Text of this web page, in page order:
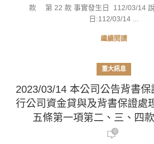
款 第 22 款 事實發生日 112/03/14
日:112/03/14 ...
繼續閱讀
重大訊息
2023/03/14 本公司公告背書保
行公司資金貸與及背書保證處
五條第一項第二、三、四
0